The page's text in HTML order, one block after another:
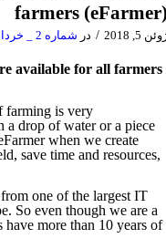
farmers (eFarmer)
5, 2018
/ در شماره 2 _ خرداد97
available for all farmers
farming is very
a drop of water or a piece
when we create
save time and resources,
one of the largest IT
So even though we are a
more than 10 years of